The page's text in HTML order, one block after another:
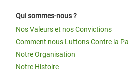
Qui sommes-nous ?
Nos Valeurs et nos Convictions
Comment nous Luttons Contre la
Notre Organisation
Notre Histoire